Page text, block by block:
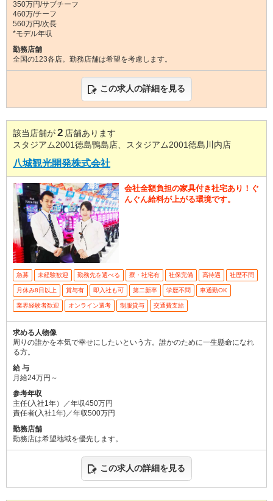
350万円/サブチーフ
460万/チーフ
560万円/次長
*モデル年収
勤務店舗
全国の123各店。勤務店舗は希望を考慮します。
この求人の詳細を見る
該当店舗が2 店舗あります
スタジアム2001徳島鴨島店、スタジアム2001徳島川内店
八城観光開発株式会社
会社全額負担の家具付き社宅あり！ぐ
んぐん給料が上がる環境です。
急募 未経験歓迎 勤務先を選べる 寮・社宅有 社保完備 高待遇 社歴不問
月休み8日以上 賞与有 即入社も可 第二新卒 学歴不問 車通勤OK
業界経験者歓迎 オンライン選考 制服貸与 交通費支給
求める人物像
周りの誰かを本気で幸せにしたいという方。誰かのために一生懸命になれ
る方。
給 与
月給24万円～
参考年収
主任(入社1年）／年収450万円
責任者(入社1年)／年収500万円
勤務店舗
勤務店は希望地域を優先します。
この求人の詳細を見る